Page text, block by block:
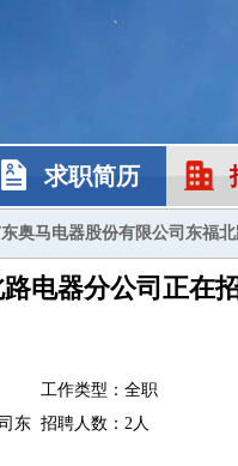
求职简历
奥马电器股份有限公司东福
电器分公司正在
工作类型：全职
东 招聘人数：2人